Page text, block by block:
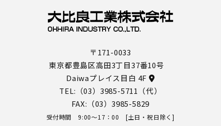
〒171-0033
東京都豊島区高田3丁目37番10号
Daiwaプレイス目白 4F
TEL: （03）3985-5711
（代）
FAX:（03）3985-5829
受付時間 9:00～17：00 [土日・祝日除く]